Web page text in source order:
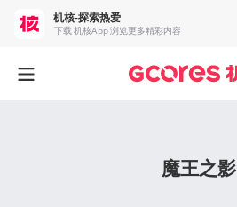
魔王之影
机核-探索热爱
下载 机核App 浏览更多精彩内容